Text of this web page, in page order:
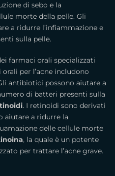
di sebo e la
morte della pelle. Gli
a ridurre l’infiammazione e
sulla pelle.
farmaci orali specializzati
orali per l’acne includono
antibiotici possono aiutare a
di batteri presenti sulla
. I retinoidi sono derivati ​​
aiutare a ridurre la
delle cellule morte
, la quale è un potente
per trattare l’acne grave.